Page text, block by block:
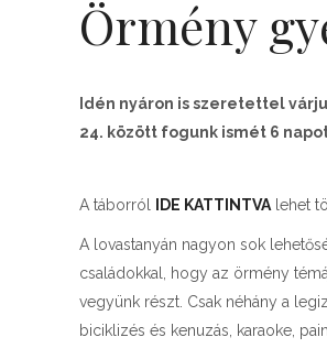
Örmény
Idén nyáron is szeretettel
24. között fogunk ismét 6
A táborról IDE KATTINTVA lehet
A lovastanyán nagyon sok
családokkal, hogy az örmény
vegyünk részt. Csak néhány a
biciklizés és kenuzás, karaoke,